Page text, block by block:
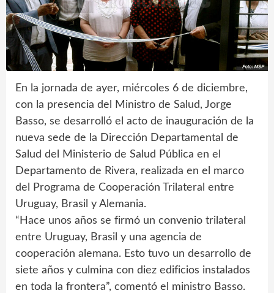
En la jornada de ayer, miércoles 6 de diciembre,
con la presencia del Ministro de Salud, Jorge
Basso, se desarrolló el acto de inauguración de la
nueva sede de la Dirección Departamental de
Salud del Ministerio de Salud Pública en el
Departamento de Rivera, realizada en el marco
del Programa de Cooperación Trilateral entre
Uruguay, Brasil y Alemania.
“Hace unos años se firmó un convenio trilateral
entre Uruguay, Brasil y una agencia de
cooperación alemana. Esto tuvo un desarrollo de
siete años y culmina con diez edificios instalados
en toda la frontera”, comentó el ministro Basso.